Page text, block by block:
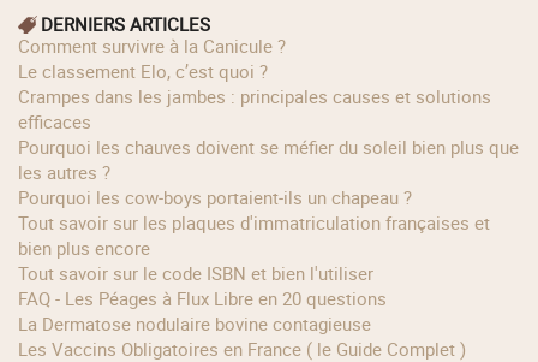
DERNIERS ARTICLES
Comment survivre à la Canicule ?
Le classement Elo, c’est quoi ?
Crampes dans les jambes : principales causes et solutions
efficaces
Pourquoi les chauves doivent se méfier du soleil bien plus que
les autres ?
Pourquoi les cow‑boys portaient‑ils un chapeau ?
Tout savoir sur les plaques d'immatriculation françaises et
bien plus encore
Tout savoir sur le code ISBN et bien l'utiliser
FAQ - Les Péages à Flux Libre en 20 questions
La Dermatose nodulaire bovine contagieuse
Les Vaccins Obligatoires en France ( le Guide Complet )